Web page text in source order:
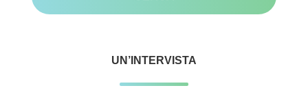
UN’INTERVISTA